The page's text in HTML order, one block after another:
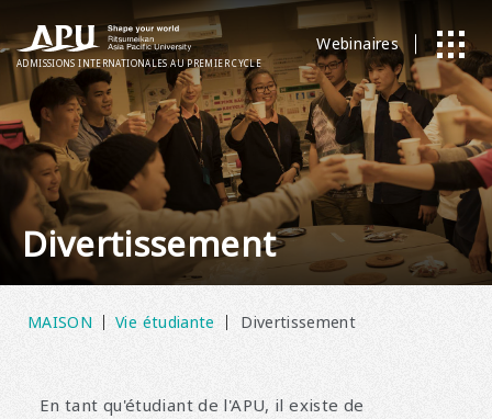
ADMISSIONS ​ ​INTERNATIONALESAU PREMIER CYCLE
Webinaires
Divertissement
MAISON Vie étudiante Divertissement
En tant qu'étudiant de l'APU, il existe de